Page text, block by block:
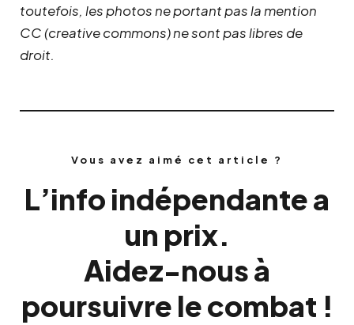
toutefois, les photos ne portant pas la mention
CC (creative commons) ne sont pas libres de
droit.
Vous avez aimé cet article ?
L’info indépendante a
un prix.
Aidez-nous à
poursuivre le combat !